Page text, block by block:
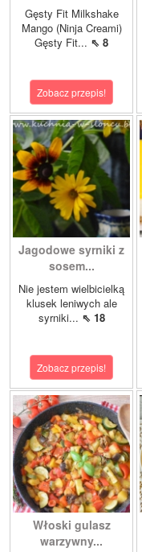
Gęsty Fit Milkshake
Mango (Ninja Creami)
Gęsty Fit... ⇖ 8
Zobacz przepis!
Jagodowe syrniki z
sosem...
Nie jestem wielbicielką
klusek leniwych ale
syrniki... ⇖ 18
Zobacz przepis!
Włoski gulasz
warzywny...